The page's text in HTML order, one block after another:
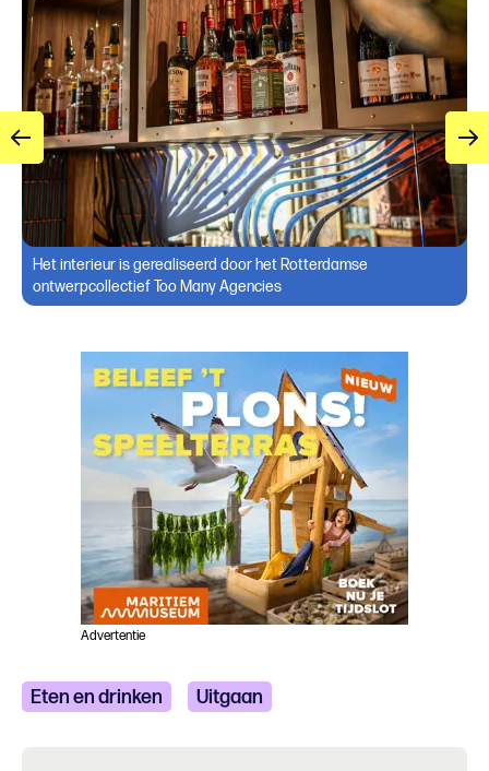
Het interieur is gerealiseerd door het Rotterdamse
ontwerpcollectief Too Many Agencies
Advertentie
Eten en drinken Uitgaan